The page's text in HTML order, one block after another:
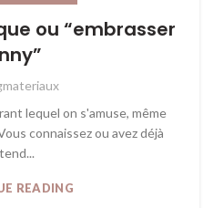
ou “embrasser
lequel on s'amuse, même
connaissez ou avez déjà
READING